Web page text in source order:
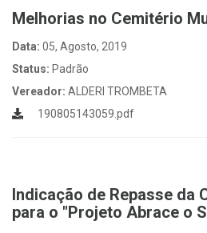
Melhorias no Cemitério
Data: 05, Agosto, 2019
Status: Padrão
Vereador: ALDERI TROMBETA
190805143059.pdf
Indicação de Repasse da
para o "Projeto Abrace o